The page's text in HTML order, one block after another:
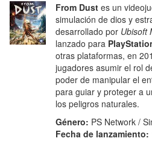
From Dust es un
simulación de dios y
desarrollado por Ubisoft
lanzado para
otras plataformas, en
jugadores asumir el rol
poder de manipular el
para guiar y proteger a
los peligros naturales.
Género: PS Network /
Fecha de lanzamiento: